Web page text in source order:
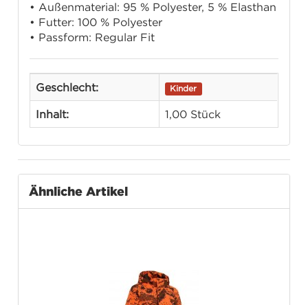
• Außenmaterial: 95 % Polyester, 5 % Elasthan
• Futter: 100 % Polyester
• Passform: Regular Fit
Geschlecht: Kinder
Inhalt: 1,00 Stück
Ähnliche Artikel